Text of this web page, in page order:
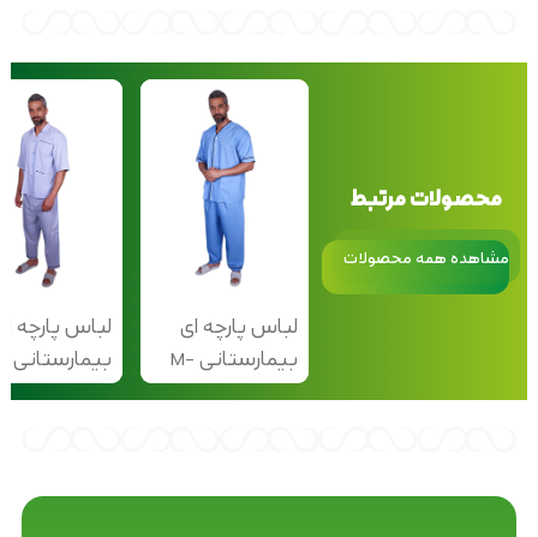
محصولات مرتبط
مشاهده همه محصولات
لباس پارچه ای
بیمارستانی M-
104
لباس پارچه
103